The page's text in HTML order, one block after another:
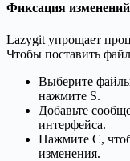
Фиксация изменений
Lazygit упрощает
Чтобы поставить
Выберите
нажмите S.
Добавьте
интерфейса.
Нажмите C,
изменения.